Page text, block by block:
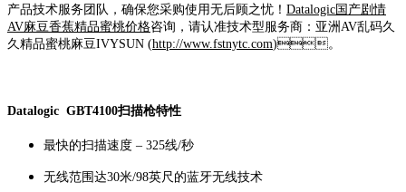
产品技术服务团队，确保您采购使用无后顾之忧！ Datalogic 国产剧情
AV麻豆香蕉精品蜜桃价格咨询，请认准技术型服务商：亚洲AV乱码久
久精品蜜桃麻豆IVYSUN (http://www.fstnytc.com)。
Datalogic GBT4100扫描枪特性
最快的扫描速度 – 325线/秒
无线范围达30米/98英尺的蓝牙无线技术